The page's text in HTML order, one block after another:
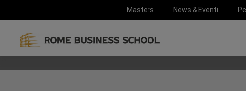
Masters News & Eventi